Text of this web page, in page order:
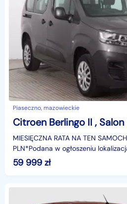
Piaseczno, mazowieckie
MIESIĘCZNA RATA NA TEN
PLN*Podana w ogłoszeniu
na dzień wystawienia ogłoszenia.
salonu
59 999 zł